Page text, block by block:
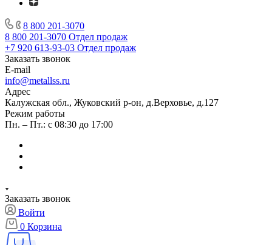
8 800 201-3070
8 800 201-3070 Отдел продаж
+7 920 613-93-03 Отдел продаж
Заказать звонок
E-mail
info@metallss.ru
Адрес
Калужская обл., Жуковский р-он, д.Верховье, д.127
Режим работы
Пн. – Пт.: с 08:30 до 17:00
Заказать звонок
Войти
0 Корзина